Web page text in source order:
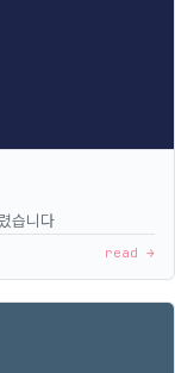
습니다
read →